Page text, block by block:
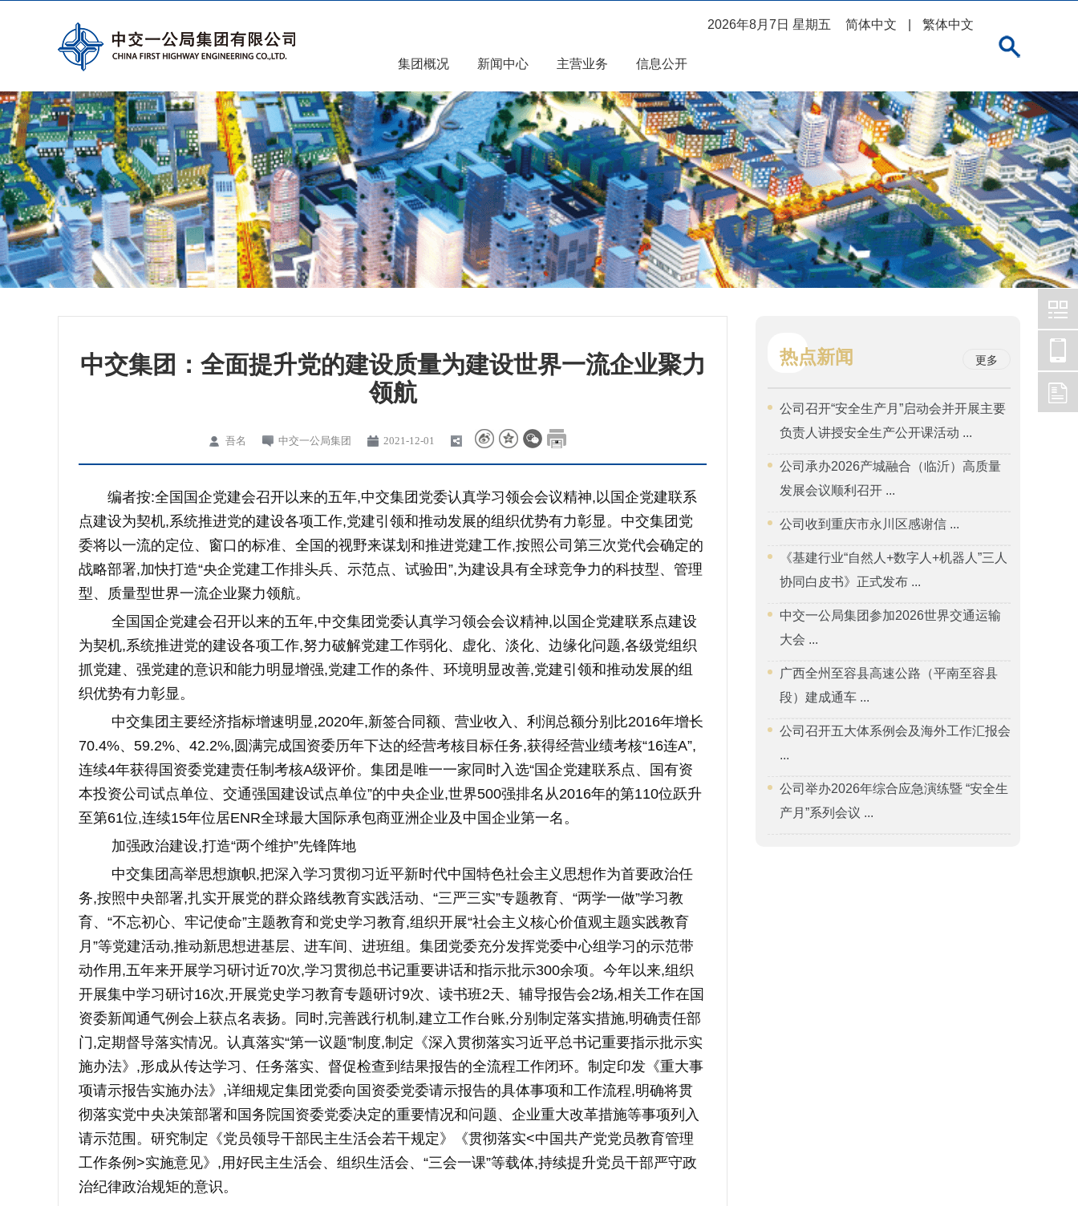
2026年8月7日 星期五 简体中文 繁体中文
集团概况 新闻中心 主营业务 信息公开
中交集团：全面提升党的建设质量为建设世界一流企业聚力
领航
吾名 中交一公局集团 2021-12-01
编者按:全国国企党建会召开以来的五年,中交集团党委认真学习领会会议精神,以国企党建联系
点建设为契机,系统推进党的建设各项工作,党建引领和推动发展的组织优势有力彰显。中交集团党
委将以一流的定位、窗口的标准、全国的视野来谋划和推进党建工作,按照公司第三次党代会确定的
战略部署,加快打造“央企党建工作排头兵、示范点、试验田”,为建设具有全球竞争力的科技型、管理
型、质量型世界一流企业聚力领航。
全国国企党建会召开以来的五年,中交集团党委认真学习领会会议精神,以国企党建联系点建设
为契机,系统推进党的建设各项工作,努力破解党建工作弱化、虚化、淡化、边缘化问题,各级党组织
抓党建、强党建的意识和能力明显增强,党建工作的条件、环境明显改善,党建引领和推动发展的组
织优势有力彰显。
中交集团主要经济指标增速明显,2020年,新签合同额、营业收入、利润总额分别比2016年增长
70.4%、59.2%、42.2%,圆满完成国资委历年下达的经营考核目标任务,获得经营业绩考核“16连A”,
连续4年获得国资委党建责任制考核A级评价。集团是唯一一家同时入选“国企党建联系点、国有资
本投资公司试点单位、交通强国建设试点单位”的中央企业,世界500强排名从2016年的第110位跃升
至第61位,连续15年位居ENR全球最大国际承包商亚洲企业及中国企业第一名。
加强政治建设,打造“两个维护”先锋阵地
中交集团高举思想旗帜,把深入学习贯彻习近平新时代中国特色社会主义思想作为首要政治任
务,按照中央部署,扎实开展党的群众路线教育实践活动、“三严三实”专题教育、“两学一做”学习教
育、“不忘初心、牢记使命”主题教育和党史学习教育,组织开展“社会主义核心价值观主题实践教育
月”等党建活动,推动新思想进基层、进车间、进班组。集团党委充分发挥党委中心组学习的示范带
动作用,五年来开展学习研讨近70次,学习贯彻总书记重要讲话和指示批示300余项。今年以来,组织
开展集中学习研讨16次,开展党史学习教育专题研讨9次、读书班2天、辅导报告会2场,相关工作在国
资委新闻通气例会上获点名表扬。同时,完善践行机制,建立工作台账,分别制定落实措施,明确责任部
门,定期督导落实情况。认真落实“第一议题”制度,制定《深入贯彻落实习近平总书记重要指示批示实
施办法》,形成从传达学习、任务落实、督促检查到结果报告的全流程工作闭环。制定印发《重大事
项请示报告实施办法》,详细规定集团党委向国资委党委请示报告的具体事项和工作流程,明确将贯
彻落实党中央决策部署和国务院国资委党委决定的重要情况和问题、企业重大改革措施等事项列入
请示范围。研究制定《党员领导干部民主生活会若干规定》《贯彻落实<中国共产党党员教育管理
工作条例>实施意见》,用好民主生活会、组织生活会、“三会一课”等载体,持续提升党员干部严守政
治纪律政治规矩的意识。
热点新闻 更多
公司召开“安全生产月”启动会并开展主要
负责人讲授安全生产公开课活动 ...
公司承办2026产城融合（临沂）高质量
发展会议顺利召开 ...
公司收到重庆市永川区感谢信 ...
《基建行业“自然人+数字人+机器人”三人
协同白皮书》正式发布 ...
中交一公局集团参加2026世界交通运输
大会 ...
广西全州至容县高速公路（平南至容县
段）建成通车 ...
公司召开五大体系例会及海外工作汇报会
...
公司举办2026年综合应急演练暨 “安全生
产月”系列会议 ...